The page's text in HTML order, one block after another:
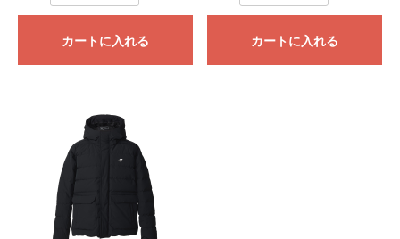
カートに入れる カートに入れる